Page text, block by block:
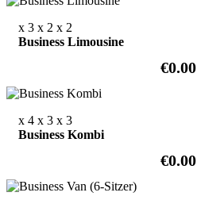
x 3 x 2 x 2
Business Limousine
€0.00
x 4 x 3 x 3
Business Kombi
€0.00